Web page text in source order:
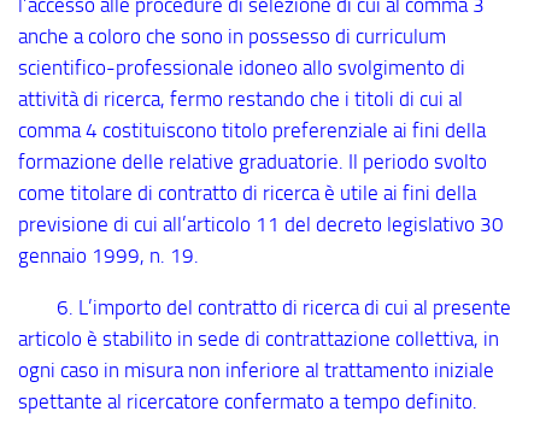
anche a coloro che sono in possesso di curriculum
scientifico-professionale idoneo allo svolgimento di
attività di ricerca, fermo restando che i titoli di cui al
comma 4 costituiscono titolo preferenziale ai fini della
formazione delle relative graduatorie. Il periodo svolto
come titolare di contratto di ricerca è utile ai fini della
previsione di cui all’articolo 11 del decreto legislativo 30
gennaio 1999, n. 19.
6. L’importo del contratto di ricerca di cui al presente
articolo è stabilito in sede di contrattazione collettiva, in
ogni caso in misura non inferiore al trattamento iniziale
spettante al ricercatore confermato a tempo definito.